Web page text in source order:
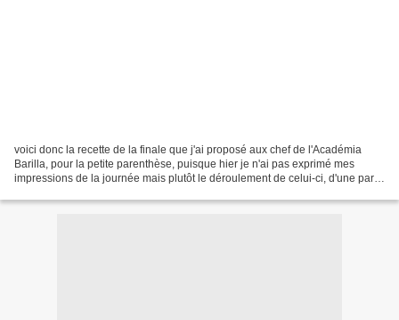
voici donc la recette de la finale que j'ai proposé aux chef de l'Académia
Barilla, pour la petite parenthèse, puisque hier je n'ai pas exprimé mes
impressions de la journée mais plutôt le déroulement de celui-ci, d'une part,